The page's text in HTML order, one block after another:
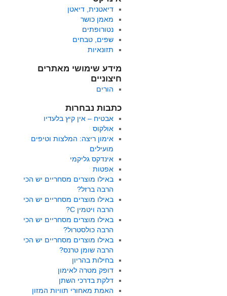
דיאטנית, דיאטן
מאמן כושר
נטורופתים
שפים, טבחים
תזונאיות
מידע שימושי מאתרים
חיצוניים
הורים
כתבות נבחרות
אבטיח – אין קיץ בלעדיו
אולקוס
אימון ריצה: המלצות וטיפים
מועילים
אינדקס גליקמי
אפטות
באילו מוצרים מסחריים יש הכי
הרבה ברזל?
באילו מוצרים מסחריים יש הכי
הרבה ויטמין C?
באילו מוצרים מסחריים יש הכי
הרבה כולסטרול?
באילו מוצרים מסחריים יש הכי
הרבה שומן טרנס?
בחילות בהריון
דופק מטרה לאימון
דלקת בדרכי השתן
האמת מאחורי תוויות המזון